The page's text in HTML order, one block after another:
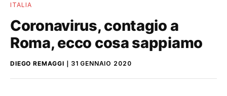
ITALIA
Coronavirus, contagio a
Roma, ecco cosa sappiamo
DIEGO REMAGGI 31 GENNAIO 2020